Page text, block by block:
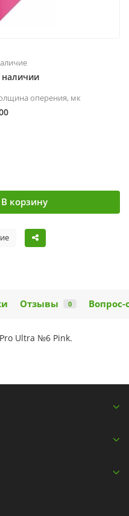
наличии
оперения, мк
В корзину
Отзывы 0 Вопрос-
Ultra №6 Pink.